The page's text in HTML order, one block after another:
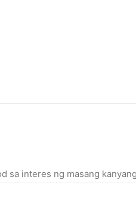
sa interes ng masang